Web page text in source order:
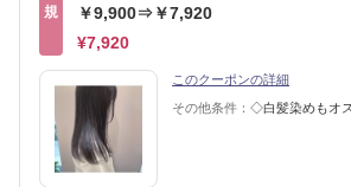
規
￥9,900⇒￥7,920
¥7,920
このクーポンの詳細
その他条件： ◇白髪染めもオ